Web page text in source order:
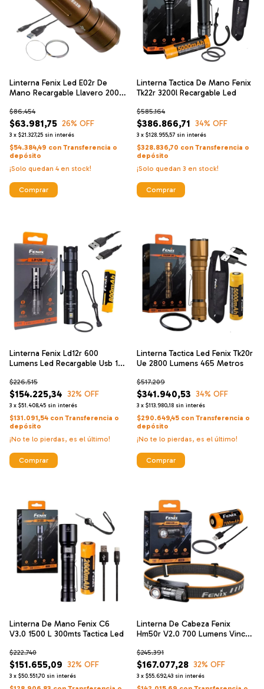
Linterna Fenix Led E02r De
Mano Recargable Llavero 200l
$63.981,75
$86.454
26% OFF
3 x $21.327,25 sin interés
$54.384,49 con Transferencia o
depósito
¡Solo quedan 4en stock!
Comprar
Linterna Tactica De Mano Fenix
Tk22r 3200l Recargable Led
$386.866,71
$585.164
34% OFF
3 x $128.955,57 sin interés
$328.836,70 con Transferencia o
depósito
¡Solo quedan 3 en stock!
Comprar
Linterna Fenix Ld12r 600
Lumens Led Recargable Usb 186
$154.225,34
$226.515
32% OFF
3 x $51.408,45 sin interés
$131.091,54 con Transferencia o
depósito
¡No te lo pierdas, es el último!
Comprar
Linterna Tactica Led Fenix Tk20r
Ue 2800 Lumens 465 Metros
$341.940,53
$517.209
34% OFF
3 x $113.980,18 sin interés
$290.649,45 con Transferencia o
depósito
¡No te lo pierdas, es el último!
Comprar
Linterna De Mano Fenix C6
V3.0 1500 L 300mts Tactica Led
$151.655,09
$222.740
32% OFF
3 x $50.551,70 sin interés
Linterna De Cabeza Fenix
Hm50r V2.0 700 Lumens Vincha
$167.077,28
$245.391
32% OFF
3 x $55.692,43 sin interés